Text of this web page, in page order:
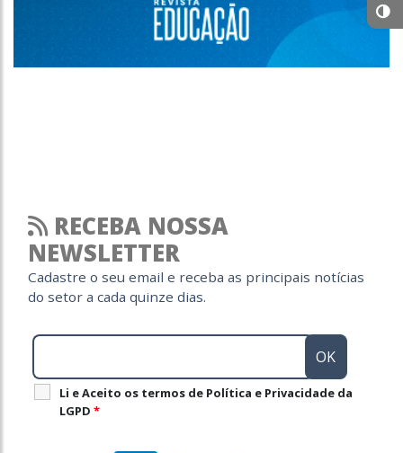
RECEBA NOSSA
NEWSLETTER
Cadastre o seu email e receba as principais notícias
do setor a cada quinze dias.
Li e Aceito os termos de Política e Privacidade da
LGPD *